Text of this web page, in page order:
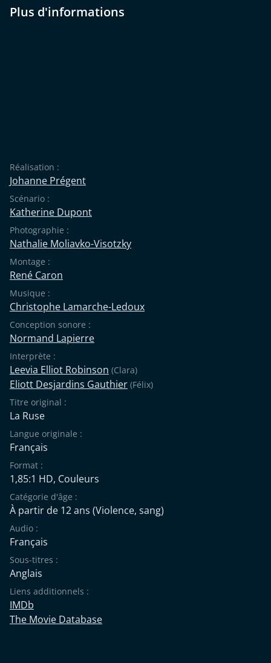
sensibilité, ils inventent une stratégie afin de conjurer
Plus d'informations
Réalisation :
Johanne Prégent
Scénario :
Katherine Dupont
Photographie :
Nathalie Moliavko-Visotzky
Montage :
René Caron
Musique :
Christophe Lamarche-Ledoux
Conception sonore :
Normand Lapierre
Interprète :
Leevia Elliot Robinson (Clara)
Eliott Desjardins Gauthier (Félix)
Titre original :
La Ruse
Langue originale :
Français
Format :
1,85:1 HD, Couleurs
Catégorie d'âge :
À partir de 12 ans (Violence, sang)
Audio :
Français
Sous-titres :
Anglais
Liens additionnels :
IMDb
The Movie Database